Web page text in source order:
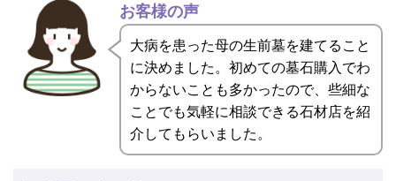
お客様の声
大病を患った母の生前墓を建てること
に決めました。初めての墓石購入でわ
からないことも多かったので、些細な
ことでも気軽に相談できる石材店を紹
介してもらいました。